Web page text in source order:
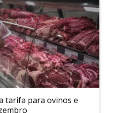
tarifa para ovinos e